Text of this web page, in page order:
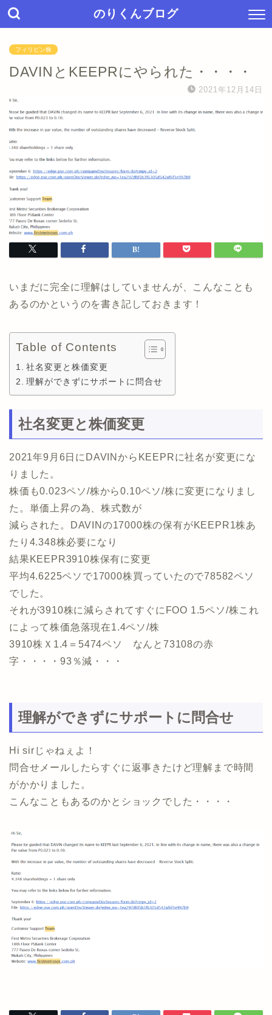
のりくんブログ
フィリピン株
DAVINとKEEPRにやられた・・・・
2021年12月14日
いまだに完全に理解はしていませんが、こんなことも
あるのかというのを書き記しておきます！
Table of Contents
社名変更と株価変更
理解ができずにサポートに問合せ
社名変更と株価変更
2021年9月6日にDAVINからKEEPRに社名が変更にな
りました。
株価も0.023ペソ/株から0.10ペソ/株に変更になりまし
た。単価上昇の為、株式数が
減らされた。DAVINの17000株の保有がKEEPR1株あ
たり4.348株必要になり
結果KEEPR3910株保有に変更
平均4.6225ペソで17000株買っていたので78582ペソ
でした。
それが3910株に減らされてすぐにFOO 1.5ペソ/株これ
によって株価急落現在1.4ペソ/株
3910株Ｘ1.4＝5474ペソ なんと73108の赤
字・・・・93％減・・・
理解ができずにサポートに問合せ
Hi sirじゃねぇよ！
問合せメールしたらすぐに返事きたけど理解まで時間
がかかりました。
こんなこともあるのかとショックでした・・・・